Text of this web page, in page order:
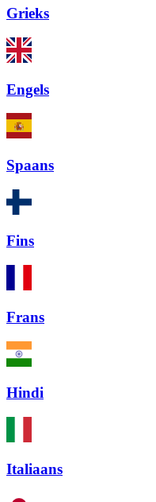
Grieks
Engels
Spaans
Fins
Frans
Hindi
Italiaans